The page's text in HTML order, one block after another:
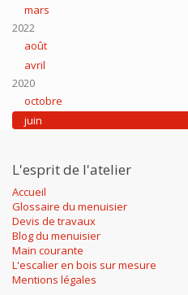
mars
2022
août
avril
2020
octobre
juin
L'esprit de l'atelier
Accueil
Glossaire du menuisier
Devis de travaux
Blog du menuisier
Main courante
L'escalier en bois sur mesure
Mentions légales